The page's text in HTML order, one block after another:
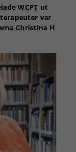
WCPT ut
var
Christina H